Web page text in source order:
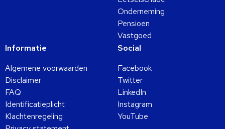
Onderneming
Pensioen
Vastgoed
Informatie
Algemene voorwaarden
Disclaimer
FAQ
Identificatieplicht
Klachtenregeling
Social
Facebook
Twitter
LinkedIn
Instagram
YouTube